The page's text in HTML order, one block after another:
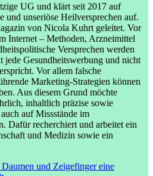
UG und klärt seit 2017 auf
und unseriöse Heilversprechen auf.
von Nicola Kuhrt geleitet. Vor
Internet – Methoden, Arzneimittel
Versprechen werden
jede Gesundheitswerbung und nicht
Vor allem falsche
Marketing-Strategien können
Aus diesem Grund möchte
inhaltlich präzise sowie
auf Missstände im
Dafür recherchiert und arbeitet ein
und Medizin sowie ein